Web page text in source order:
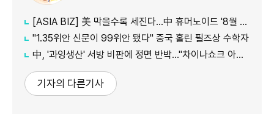
[ASIA BIZ] 美 막을수록 세진다…中 휴머노이드 '8월 대공세'
"1.35위안 신문이 99위안 됐다" 중국 홀린 필즈상 수학자
中, '과잉생산' 서방 비판에 정면 반박…"차이나쇼크 아닌 기회"
기자의 다른기사